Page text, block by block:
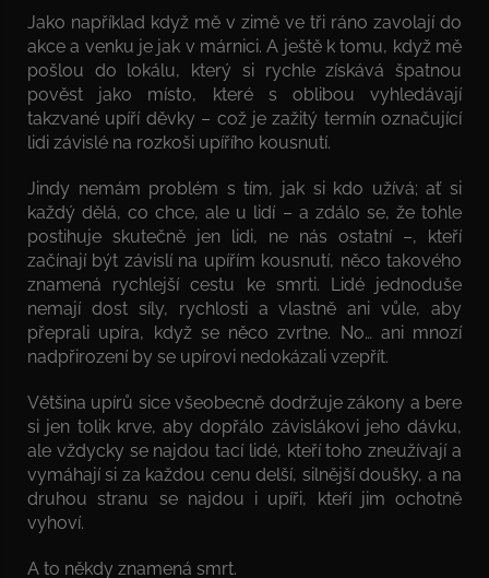
Jako například když mě v zimě ve tři ráno zavolají do
akce a venku je jak v márnici. A ještě k tomu, když mě
pošlou do lokálu, který si rychle získává špatnou
pověst jako místo, které s oblibou vyhledávají
takzvané upíří děvky – což je zažitý termín označující
lidi závislé na rozkoši upířího kousnutí.
Jindy nemám problém s tím, jak si kdo užívá; ať si
každý dělá, co chce, ale u lidí – a zdálo se, že tohle
postihuje skutečně jen lidi, ne nás ostatní –, kteří
začínají být závislí na upířím kousnutí, něco takového
znamená rychlejší cestu ke smrti. Lidé jednoduše
nemají dost síly, rychlosti a vlastně ani vůle, aby
přeprali upíra, když se něco zvrtne. No… ani mnozí
nadpřirození by se upírovi nedokázali vzepřít.
Většina upírů sice všeobecně dodržuje zákony a bere
si jen tolik krve, aby dopřálo závislákovi jeho dávku,
ale vždycky se najdou tací lidé, kteří toho zneužívají a
vymáhají si za každou cenu delší, silnější doušky, a na
druhou stranu se najdou i upíři, kteří jim ochotně
vyhoví.
A to někdy znamená smrt.